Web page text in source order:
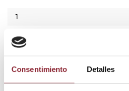
Consentimiento Detalles
¿Tienes dudas?